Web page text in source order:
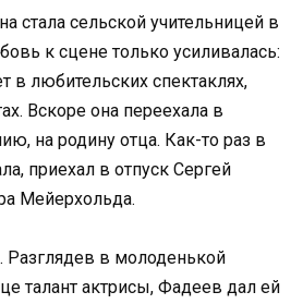
стала сельской учительницей в
к сцене только усиливалась:
в любительских спектаклях,
Вскоре она переехала в
на родину отца. Как-то раз в
приехал в отпуск Сергей
Мейерхольда.
Разглядев в молоденькой
талант актрисы, Фадеев дал ей